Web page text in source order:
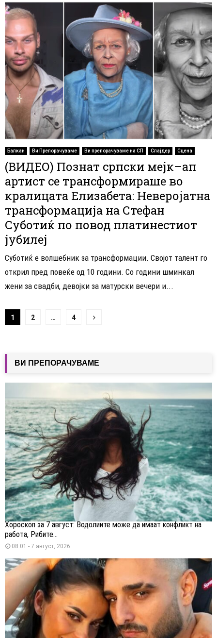
Балкан Ви Препорачуваме Ви препорачуваме на СП Слајдер Сцена
(ВИДЕО) Познат српски мејк–ап
артист се трансформираше во
кралицата Елизабета: Неверојатна
трансформација на Стефан
Суботиќ по повод платинестиот
јубилеј
Суботиќ е волшебник за трансформации. Својот талент го
открил пред повеќе од 10 години. Со години шминкал
жени за свадби, девојки за матурски вечери и...
Навигација
написи
1 2 … 4
ВИ ПРЕПОРАЧУВАМЕ
Хороскоп за 7 август: Водолиите може да имаат конфликт на
работа, Рибите...
08:01 - 7 август, 2026